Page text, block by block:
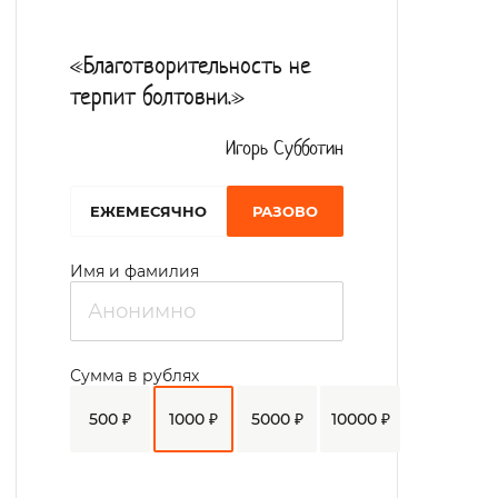
специалистами: терапевтами, врачом
функциональной диагностики,
офтальмологом, стоматологом,
клиническим психологом, кардиологом,
психиатром. Под руководством
социально-медицинскую реабилитацию
«Благотворительность не
терпит болтовни.»
Игорь Субботин
EЖЕМЕСЯЧНО РАЗОВО
Имя и фамилия
500 ₽ 1000 ₽ 5000 ₽ 10000 ₽
Сумма в рублях